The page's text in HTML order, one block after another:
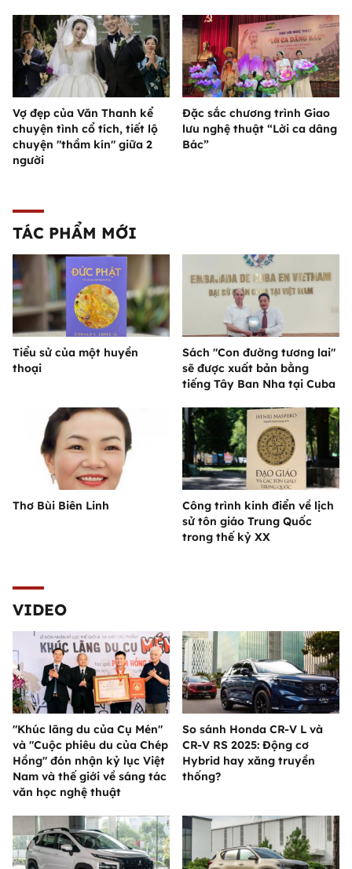
Vợ đẹp của Văn Thanh kể
chuyện tình cổ tích, tiết lộ
chuyện "thầm kín" giữa 2
người
Đặc sắc chương trình Giao
lưu nghệ thuật “Lời ca dâng
Bác”
TÁC PHẨM MỚI
Tiểu sử của một huyền
thoại
Sách "Con đường tương lai"
sẽ được xuất bản bằng
tiếng Tây Ban Nha tại Cuba
Thơ Bùi Biên Linh
Công trình kinh điển về lịch
sử tôn giáo Trung Quốc
trong thế kỷ XX
VIDEO
"Khúc lãng du của Cụ Mén"
và "Cuộc phiêu du của Chép
Hồng" đón nhận kỷ lục Việt
Nam và thế giới về sáng tác
văn học nghệ thuật
So sánh Honda CR-V L và
CR-V RS 2025: Động cơ
Hybrid hay xăng truyền
thống?